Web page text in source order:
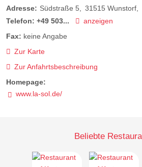
Adresse: Südstraße 5 31515 Wunstorf
Telefon: +49 503...
anzeigen
Fax: keine Angabe
Zur Karte
Zur Anfahrtsbeschreibung
Homepage:
www.la-sol.de/
Beliebte